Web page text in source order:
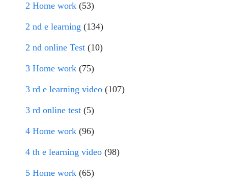
2 Home work (53)
2 nd e learning (134)
2 nd online Test (10)
3 Home work (75)
3 rd e learning video (107)
3 rd online test (5)
4 Home work (96)
4 th e learning video (98)
5 Home work (65)